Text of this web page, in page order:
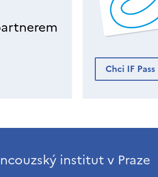
Chci IF Pass
institut v Praze